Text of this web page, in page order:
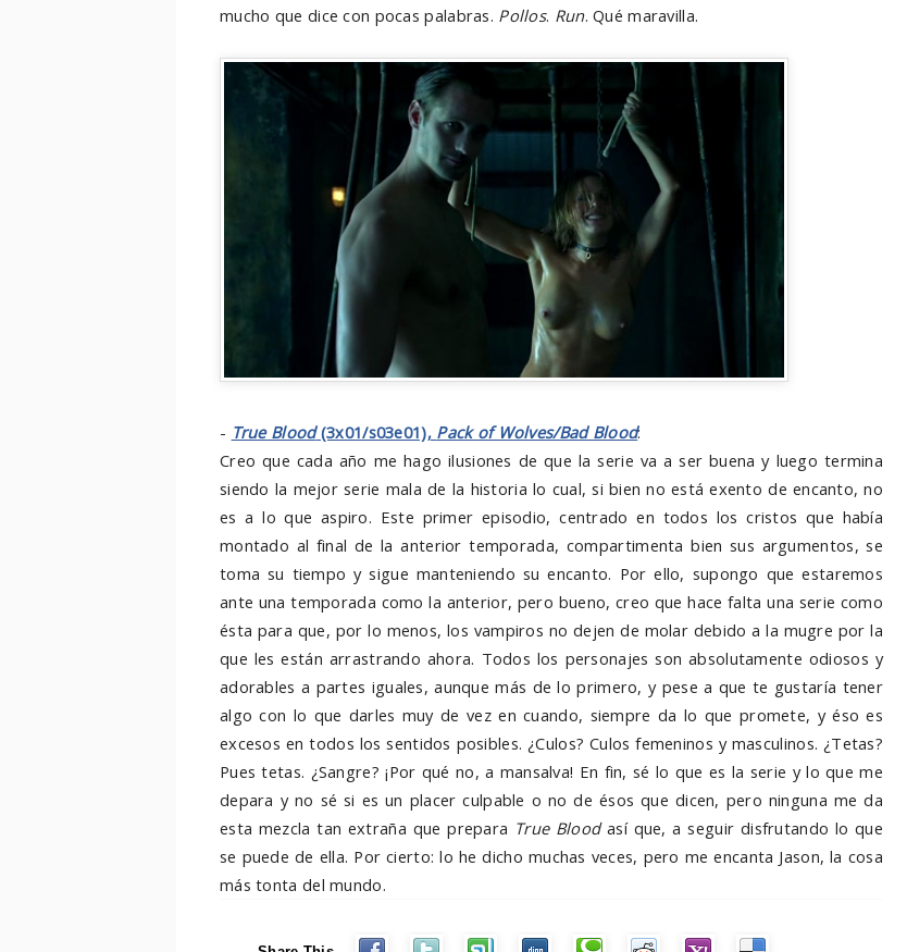
mucho que dice con pocas palabras. Pollos. Run. Qué maravilla.
- True Blood(3x01/s03e01), Pack of Wolves/Bad Blood:
Creo que cada año me hago ilusiones de que la serie va a ser buena y luego termina
siendo la mejor serie mala de la historia lo cual, si bien no está exento de encanto, no
es a lo que aspiro. Este primer episodio, centrado en todos los cristos que había
montado al final de la anterior temporada, compartimenta bien sus argumentos, se
toma su tiempo y sigue manteniendo su encanto. Por ello, supongo que estaremos
ante una temporada como la anterior, pero bueno, creo que hace falta una serie como
ésta para que, por lo menos, los vampiros no dejen de molar debido a la mugre por la
que les están arrastrando ahora. Todos los personajes son absolutamente odiosos y
adorables a partes iguales, aunque más de lo primero, y pese a que te gustaría tener
algo con lo que darles muy de vez en cuando, siempre da lo que promete, y éso es
excesos en todos los sentidos posibles. ¿Culos? Culos femeninos y masculinos. ¿Tetas?
Pues tetas. ¿Sangre? ¡Por qué no, a mansalva! En fin, sé lo que es la serie y lo que me
depara y no sé si es un placer culpable o no de ésos que dicen, pero ninguna me da
esta mezcla tan extraña que prepara True Bloodasí que, a seguir disfrutando lo que
se puede de ella. Por cierto: lo he dicho muchas veces, pero me encanta Jason, la cosa
más tonta del mundo.